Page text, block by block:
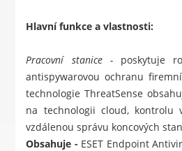
Hlavní funkce a vlastnosti:
Pracovní stanice - poskytuje
antispywarovou ochranu
technologie ThreatSense
na technologii cloud, kontrolu
vzdálenou správu koncových
Obsahuje - ESET Endpoint